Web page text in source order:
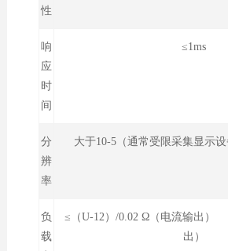
性
响
应
时
间
≤1ms
分
辨
率
大于10-5（通常受限采集显示设
负
载
≤（U-12）/0.02 Ω（电流输出
出）